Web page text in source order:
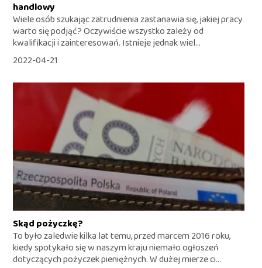
handlowy
Wiele osób szukając zatrudnienia zastanawia się, jakiej pracy
warto się podjąć? Oczywiście wszystko zależy od
kwalifikacji i zainteresowań. Istnieje jednak wiel...
2022-04-21
Skąd pożyczkę?
To było zaledwie kilka lat temu, przed marcem 2016 roku,
kiedy spotykało się w naszym kraju niemało ogłoszeń
dotyczących pożyczek pieniężnych. W dużej mierze ci...